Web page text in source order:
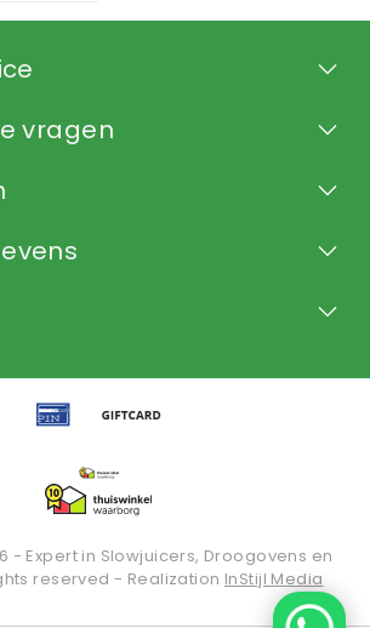
vragen
- Expert in Slowjuicers, Droogovens en
reserved - Realization InStijl Media